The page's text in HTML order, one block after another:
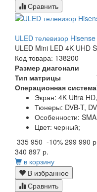
Сравнить
ULED телевизор
ULED Mini LED 4K UHD
Код товара: 138200
Размер диагонали
Тип матрицы
Операционная система
Экран: 4K Ultra
Тюнеры: DVB-T,
Особенности:
Цвет: черный;
335 950 -10% 299 990
340 897 р.
в корзину
В избранное
Сравнить